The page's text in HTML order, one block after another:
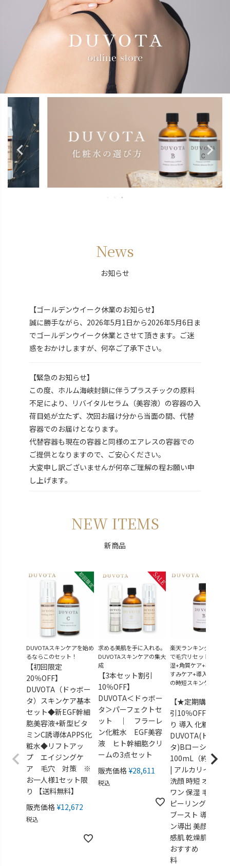
News
お知らせ
【ゴールデンウイーク休業のお知らせ】
誠に勝手ながら、2026年5月1日から2026年5月6日ま
でゴールデンウイーク休業とさせて頂きます。ご迷
惑をおかけしますが、何卒ご了承下さい。
【緊急のお知らせ】
この度、ホルム海峡封鎖に伴うプラスチックの原料
不足により、リバイタルセラム（美容液）の容器の入
荷目処が立たず、次回お届け分から当面の間、代替
容器でのお届けとなります。
代替容器も現在の容器と同様のエアレスの容器での
ご提供となりますので、ご安心ください。
大変申し訳ございませんが何卒ご理解の程お願い申
し上げます。
NEW ITEMS
新商品
DUVOTAスキンケアを始め
るならこのセット！
【初回限定
20％OFF】
DUVOTA（ドゥボー
タ）スキンケア基本
セット◆新EGF幹細
胞美容液+新型ビタ
ミンC誘導体APPS化
粧水◆リフトアッ
プ エイジングケ
ア 毛穴 対策 ※
お一人様1セット限
り 【送料無料】
販売価格 ¥12,672
税込
求める美肌を手に入れる。
DUVOTAスキンケアの集大
成
【3本セット割引
10％OFF】
DUVOTA＜ドゥボー
タ＞パーフェクトセ
ット ｜ フラーレ
ン化粧水 EGF美容
液 ヒト幹細胞クリ
ームの3点セット
販売価格 ¥28,611
税込
楽天ランキング3冠！
で毛穴リセット♪洗顔
湿+角質ケア+毛穴ケア
すみケア+導入ブース
の時短スキンケア
【★定期購入特別
引10％OFF】ふき
り 導入 化粧水
DUVOTA(ドゥボー
タ)Bローション
100mL（約30日
| アルカリイオン
洗顔 時短 オール
ワン 保湿 毛穴ケア
ピーリング 角質
ブースト 導入液
ン導出 美顔器対
感肌 乾燥肌 低刺激
おすすめ ※送料
料